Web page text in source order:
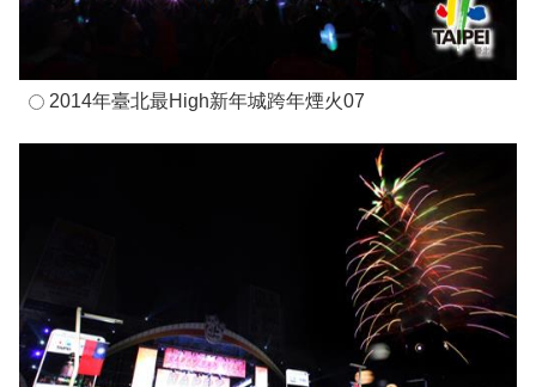
2014年臺北最High新年城跨年煙火07